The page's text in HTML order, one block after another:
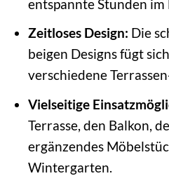
entspannte Stunden im
Zeitloses Design: Die
beigen Designs fügt
verschiedene
Vielseitige
Terrasse, den Balkon,
ergänzendes
Wintergarten.